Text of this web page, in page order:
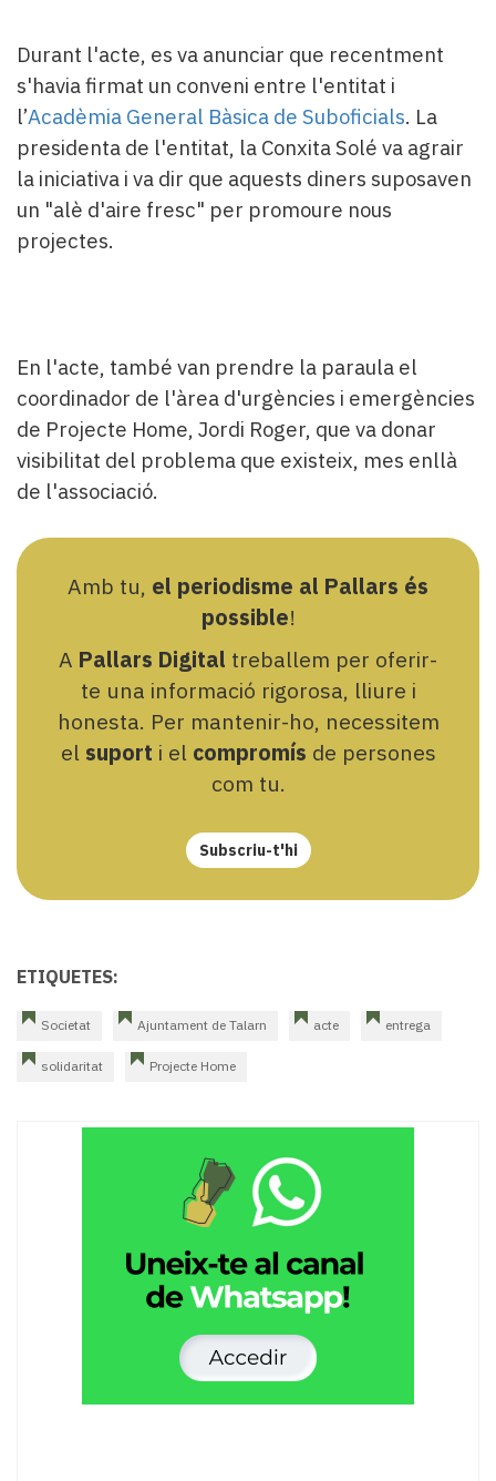
Durant l'acte, es va anunciar que recentment
s'havia firmat un conveni entre l'entitat i
l’Acadèmia General Bàsica de Suboficials. La
presidenta de l'entitat, la Conxita Solé va agrair
la iniciativa i va dir que aquests diners suposaven
un "alè d'aire fresc" per promoure nous
projectes.
En l'acte, també van prendre la paraula el
coordinador de l'àrea d'urgències i emergències
de Projecte Home, Jordi Roger, que va donar
visibilitat del problema que existeix, mes enllà
de l'associació.
Amb tu, el periodisme al Pallars és
possible!
A Pallars Digital treballem per oferir-
te una informació rigorosa, lliure i
honesta. Per mantenir-ho, necessitem
el suport i el compromís de persones
com tu.
Subscriu-t'hi
ETIQUETES:
Societat Ajuntament de Talarn acte entrega
solidaritat Projecte Home